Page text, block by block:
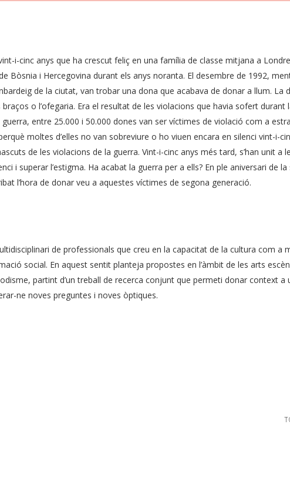
i-cinc anys que ha crescut feliç en una família de classe mitjana a
Bòsnia i Hercegovina durant els anys noranta. El desembre de 1992,
de la ciutat, van trobar una dona que acabava de donar a llum. La
o l’ofegaria. Era el resultat de les violacions que havia sofert durant
entre 25.000 i 50.000 dones van ser víctimes de violació com a
moltes d’elles no van sobreviure o ho viuen encara en silenci vint-i-
de les violacions de la guerra. Vint-i-cinc anys més tard, s’han unit a
i superar l’estigma. Ha acabat la guerra per a ells? En ple aniversari de
l’hora de donar veu a aquestes víctimes de segona generació.
de professionals que creu en la capacitat de la cultura com a
social. En aquest sentit planteja propostes en l’àmbit de les arts
partint d’un treball de recerca conjunt que permeti donar context a
ne noves preguntes i noves òptiques.